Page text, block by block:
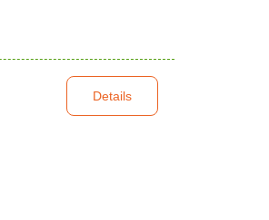
Details